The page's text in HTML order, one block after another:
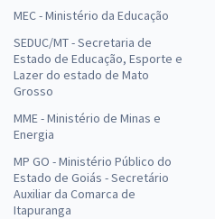
MEC - Ministério da Educação
SEDUC/MT - Secretaria de
Estado de Educação, Esporte e
Lazer do estado de Mato
Grosso
MME - Ministério de Minas e
Energia
MP GO - Ministério Público do
Estado de Goiás - Secretário
Auxiliar da Comarca de
Itapuranga